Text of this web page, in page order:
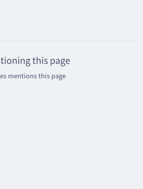
this page
mentions this page